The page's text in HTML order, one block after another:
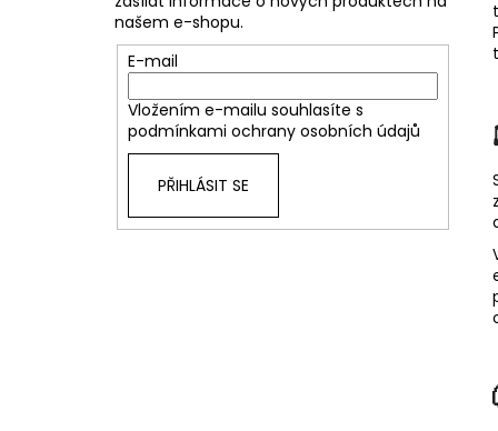
našem e-shopu.
E-mail
Vložením e-mailu souhlasíte s
podmínkami ochrany osobních údajů
PŘIHLÁSIT SE